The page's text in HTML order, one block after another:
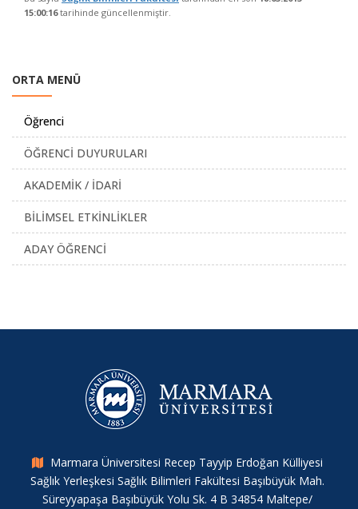
15:00:16tarihinde güncellenmiştir.
ORTA MENÜ
Öğrenci
ÖĞRENCİ DUYURULARI
AKADEMİK / İDARİ
BİLİMSEL ETKİNLİKLER
ADAY ÖĞRENCİ
Marmara Üniversitesi Recep Tayyip Erdoğan Külliyesi
Sağlık Yerleşkesi Sağlık Bilimleri Fakültesi Başıbüyük Mah.
Süreyyapaşa Başıbüyük Yolu Sk. 4 B 34854 Maltepe/